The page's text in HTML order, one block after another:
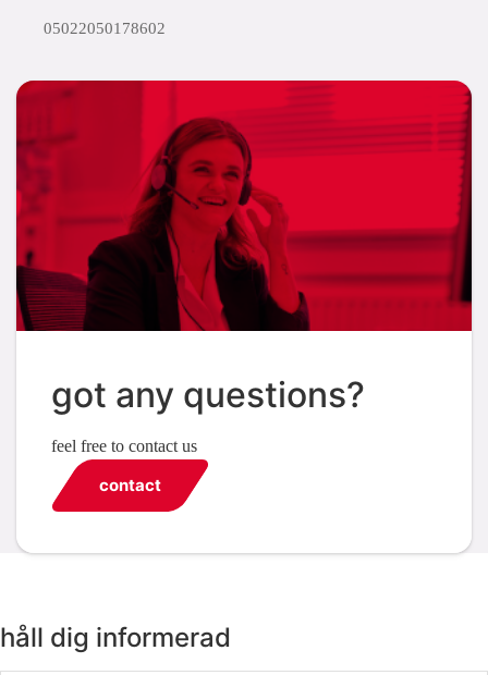
05022050178602
got any questions?
feel free to contact us
contact
håll dig informerad